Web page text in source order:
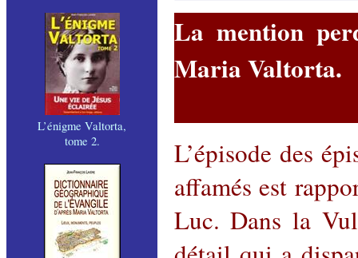
L’énigme Valtorta,
tome 2.
La mention
Maria Valtorta.
L’épisode des
affamés est
Luc. Dans la